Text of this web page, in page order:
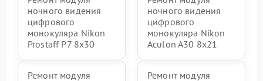
ночного видения
цифрового
монокуляра Nikon
Prostaff P7 8x30
ночного видения
цифрового
монокуляра Nikon
Aculon A30 8x21
Ремонт модуля
Ремонт модуля